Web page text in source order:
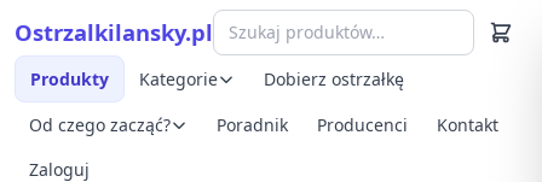
Ostrzalkilansky.pl
Produkty Kategorie
Dobierz ostrzałkę
Od czego zacząć?
Poradnik Producenci
Kontakt
Zaloguj
Szybki podgląd produktu